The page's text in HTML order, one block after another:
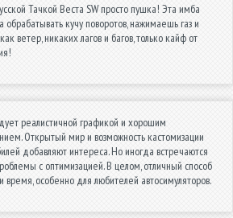
Тачкой Веста SW просто пушка! Эта имба
обрабатывать кучу поворотов, нажимаешь газ и
ветер, никаких лагов и багов, только кайф от
реалистичной графикой и хорошим
Открытый мир и возможность кастомизации
добавляют интереса. Но иногда встречаются
с оптимизацией. В целом, отличный способ
время, особенно для любителей автосимуляторов.